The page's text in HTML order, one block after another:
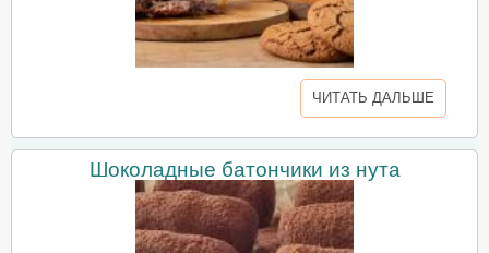
ЧИТАТЬ ДАЛЬШЕ
Шоколадные батончики из нута